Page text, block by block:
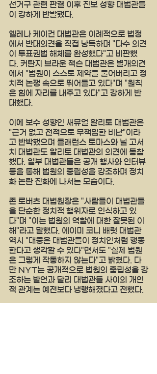
선거구 관련 판결 이후 진보 성향 대법관들
이 강하게 반발했다.
엘레나 케이건 대법관은 이례적으로 법정
에서 반대의견을 직접 낭독하며 "다수 의견
이 투표권법 해체를 완성했다"고 비판했
다. 커탄지 브라운 잭슨 대법관은 별개의견
에서 "법원이 스스로 제약을 풀어버리고 정
치적 논쟁 속으로 뛰어들고 있다"며 "원칙
은 힘에 자리를 내주고 있다"고 강하게 반
대했다.
이에 보수 성향인 새뮤얼 알리토 대법관은
"근거 없고 전적으로 무책임한 비난"이라
고 반박했으며 클래런스 토마스와 닐 고서
치 대법관도 알리토 대법관의 의견에 동참
했다. 일부 대법관들은 공개 행사와 인터뷰
등을 통해 법원의 중립성을 강조하며 정치
화 논란 진화에 나서는 모습이다.
존 로버츠 대법원장은 "사람들이 대법관들
을 단순한 정치적 행위자로 인식하고 있
다"며 "이는 법원의 역할에 대한 잘못된 이
해"라고 말했다. 에이미 코니 배럿 대법관
역시 "대중은 대법관들이 정치인처럼 행동
한다고 생각할 수 있다"면서도 "실제 법원
은 그렇게 작동하지 않는다"고 밝혔다. 다
만 NYT는 공개적으로 법원의 중립성을 강
조하는 발언과 달리 대법관들 사이의 개인
적 관계는 예전보다 냉랭해졌다고 전했다.